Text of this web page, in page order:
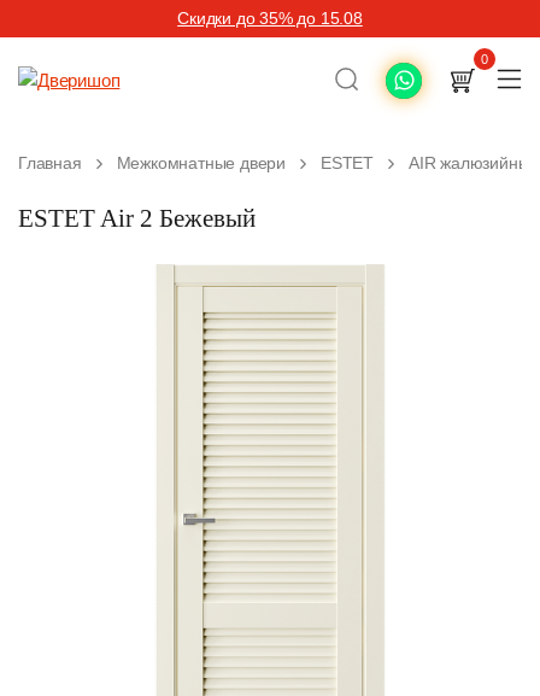
Скидки до 35% до 15.08
0
Главная Межкомнатные двери ESTET AIR жалюзийные
ESTET Air 2 Бежевый